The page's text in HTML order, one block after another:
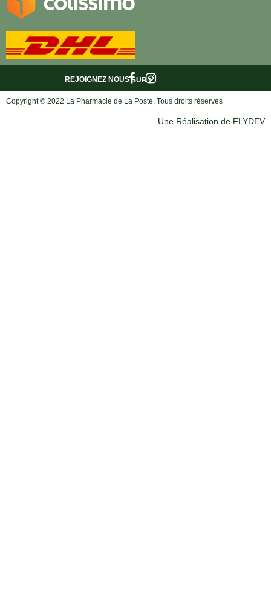
SUR :
REJOIGNEZ NOUS
Copyright © 2022 La Pharmacie de La Poste, Tous droits réservés
Une Réalisation de FLYDEV